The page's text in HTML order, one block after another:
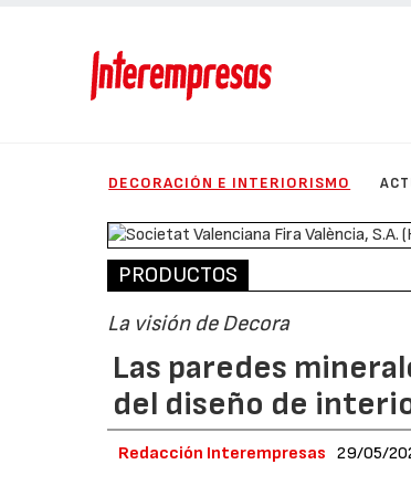
DECORACIÓN E INTERIORISMO
PRODUCTOS
La visión de Decora
Las paredes
del diseño de
Redacción Interempresas 29/05/